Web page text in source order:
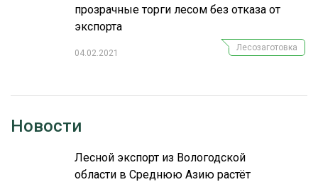
ЛЕСОПИЛЕНИЕ
ДЕРЕВЯННОЕ ДОМОСТРОЕНИЕ
БЕЗОПАСНОЕ ПРОИЗВОДСТВО
МЕБЕЛЬНОЕ ПРОИЗВОДСТВО
прозрачные торги лесом без отказа от
экспорта
04.02.2021
Лесозаготовка
Новости
Лесной экспорт из Вологодской
области в Среднюю Азию растёт